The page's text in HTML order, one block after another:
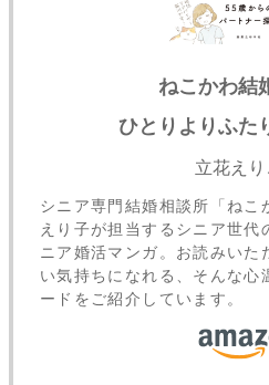
ねこかわ結
ひとりよりふた
立花え
シニア専門結婚相談所「ねこ
えり子が担当するシニア世代
ニア婚活マンガ。お読みいた
い気持ちになれる、そんな心
ードをご紹介しています。